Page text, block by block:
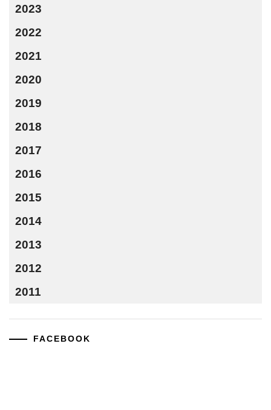
2023
2022
2021
2020
2019
2018
2017
2016
2015
2014
2013
2012
2011
FACEBOOK